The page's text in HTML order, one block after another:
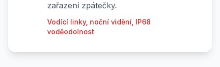
zařazení zpátečky.
Vodící linky, noční vidění, IP68
voděodolnost